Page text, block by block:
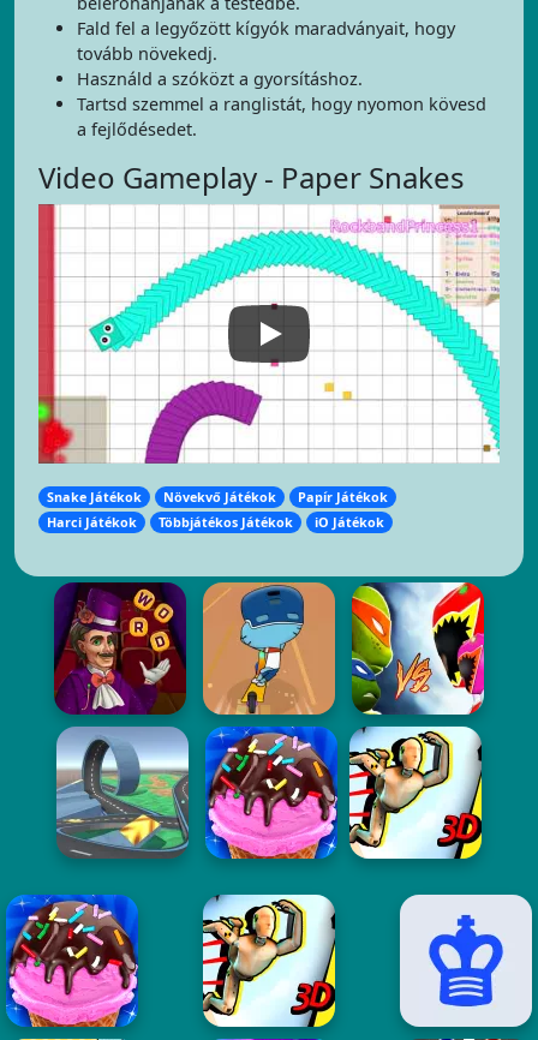
Fald fel a legyőzött kígyók maradványait, hogy
tovább növekedj.
Használd a szóközt a gyorsításhoz.
Tartsd szemmel a ranglistát, hogy nyomon kövesd
a fejlődésedet.
Video Gameplay - Paper Snakes
Snake Játékok Növekvő Játékok
Papír Játékok
Harci Játékok
Többjátékos Játékok iO Játékok